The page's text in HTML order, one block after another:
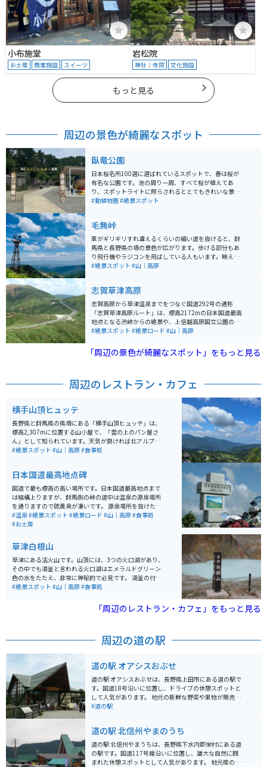
小布施堂
お土産 商業施設 スイーツ
岩松院
神社｜寺院 文化施設
もっと見る
周辺の景色が綺麗なスポット
臥竜公園
日本桜名所100選に選ばれているスポットで、春は桜が
有名な公園です。池の周り一周、すべて桜が植えてあ
り、スポットライトに照らされるととてもきれいな景色
が見られます。また、動物園が隣にあり、昔有名だった
#動植物園#絶景スポット
毛無峠
車がギリギリすれ違えるくらいの細い道を抜けると、群
馬県と長野県の境の景色が広がります。歩ける部分もあ
り飛行機やラジコンを飛ばしている人もいます。映える
写真が撮れたら空いていればゆっくり出来るくらいのど
#絶景スポット #山｜高原
志賀草津高原
志賀高原から草津温泉までをつなぐ国道292号の通称
「志賀草津高原ルート」は、標高2172mの日本国道最高
地点となる渋峠からの絶景や、上信越高原国立公園の雄
大な自然を感じることのできる全長約40km程にワイン
#絶景スポット #絶景ロード #山｜高原
「周辺の景色が綺麗なスポット」をもっと見る
周辺のレストラン・カフェ
横手山頂ヒュッテ
長野県と群馬県の県境にある「横手山頂ヒュッテ」は、
標高2,307mに位置する山小屋で、「雲の上のパン屋さ
ん」として知られています。天気が良ければ北アルプス
や富士山、佐渡島まで望むことができ、壮大な360度の
は格別。山頂へはマイカーやバイクの乗り入れができな
いため、「スカイレーター」や「スカイペア」「ロマン
スリフト」（いずれも有料）を利用してアクセスしま
す。体力に自信があれば、「のぞき」付近の駐車場から
徒歩約1時間で登ることも可能です。
#絶景スポット #山｜高原#食事処
日本国道最高地点碑
国道で最も標高の高い場所です。日本国道最高地点まで
は結構上りますが、群馬側の峠の道中は温泉の源泉場所
を通りますので硫黄臭が凄いです。 源泉場所を抜けた先
の景色は絶景です。まるで、もののけ姫の映画の中に入
ったような世界です。ところどころ景色を堪能できるよ
道幅はそれほど狭くありませんが、場所により危険個所
があるので、速度は注意してください。 草津温泉が近く
にあるので、合わせて訪れるのがオススメです。
#温泉#絶景スポット #絶景ロード #山｜高原#食事処
#お土産
草津白根山
草津にある活火山です。山頂には、3つの火口湖があり、
その中でも湯釜と言われる火口湖はエメラルドグリーン
色の水をたたえ、非常に神秘的で必見です。 湯釜の付近
には大型駐車場があります。草津温泉に行ったら是非、
いので、何か羽織るものがあると良いです。 注意点とし
ては、冬季（11月から4月頃）は通行止めになること、
イトの情報をチェックしてから行きましょう。
#絶景スポット #山｜高原#食事処
「周辺のレストラン・カフェ」をもっと見る
周辺の道の駅
道の駅 オアシスおぶせ
道の駅 オアシスおぶせは、長野県上田市にある道の駅で
す。国道18号沿いに位置し、ドライブの休憩スポットと
して人気があります。 地元の新鮮な野菜や果物が販売さ
れている直売所や、蕎麦やうどん、地元産の食材を使っ
オアシスおぶせは、周辺に観光スポットも多いので、観
光拠点としてもおすすめです。 特産品としては、りんご
やぶどうなどの果物、きのこ、山菜などが有名です。ま
た、上田城跡公園や別所温泉など、歴史的な観光スポッ
#道の駅
道の駅 北信州やまのうち
道の駅 北信州やまうちは、長野県下水内郡栄村にある道
の駅です。国道117号線沿いに位置し、雄大な自然に囲
まれた休憩スポットとして人気があります。 地元産の新